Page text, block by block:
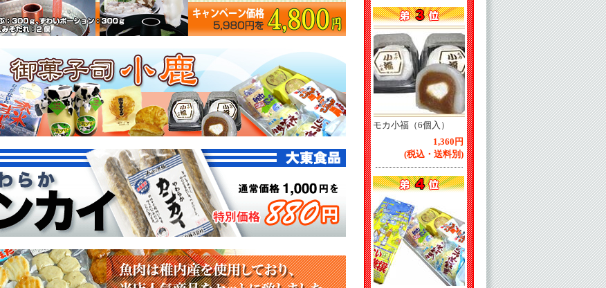
モカ小福（6個入）
1,360円
(税込・送料別)